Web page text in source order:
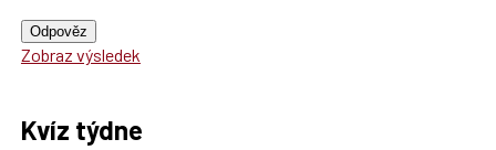
Odpověz
Zobraz výsledek
Kvíz týdne